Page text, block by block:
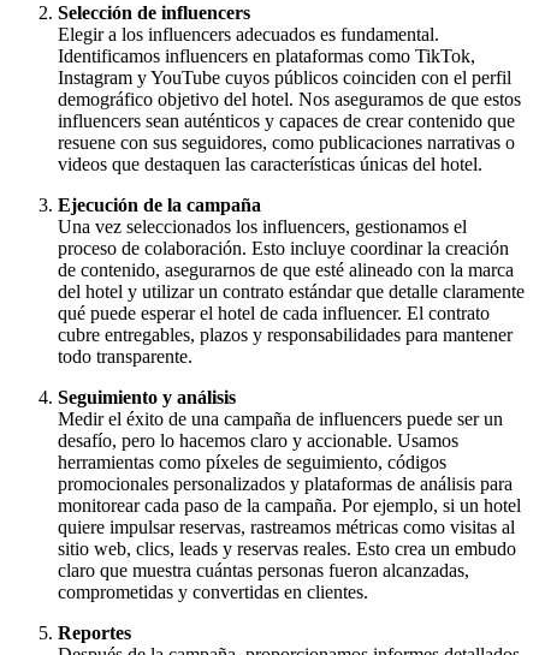
Selección de influencers
Elegir a los influencers adecuados es fundamental.
Identificamos influencers en plataformas como TikTok,
Instagram y YouTube cuyos públicos coinciden con el perfil
demográfico objetivo del hotel. Nos aseguramos de que estos
influencers sean auténticos y capaces de crear contenido que
resuene con sus seguidores, como publicaciones narrativas o
videos que destaquen las características únicas del hotel.
Ejecución de la campaña
Una vez seleccionados los influencers, gestionamos el
proceso de colaboración. Esto incluye coordinar la creación
de contenido, asegurarnos de que esté alineado con la marca
del hotel y utilizar un contrato estándar que detalle claramente
qué puede esperar el hotel de cada influencer. El contrato
cubre entregables, plazos y responsabilidades para mantener
todo transparente.
Seguimiento y análisis
Medir el éxito de una campaña de influencers puede ser un
desafío, pero lo hacemos claro y accionable. Usamos
herramientas como píxeles de seguimiento, códigos
promocionales personalizados y plataformas de análisis para
monitorear cada paso de la campaña. Por ejemplo, si un hotel
quiere impulsar reservas, rastreamos métricas como visitas al
sitio web, clics, leads y reservas reales. Esto crea un embudo
claro que muestra cuántas personas fueron alcanzadas,
comprometidas y convertidas en clientes.
Reportes